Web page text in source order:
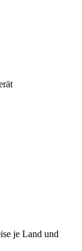
je Land und